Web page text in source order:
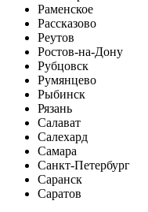
Раменское
Рассказово
Реутов
Ростов-на-Дону
Рубцовск
Румянцево
Рыбинск
Рязань
Салават
Салехард
Самара
Санкт-Петербург
Саранск
Саратов